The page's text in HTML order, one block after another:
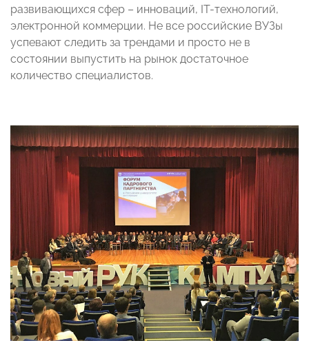
развивающихся сфер – инноваций, IT-технологий,
электронной коммерции. Не все российские ВУЗы
успевают следить за трендами и просто не в
состоянии выпустить на рынок достаточное
количество специалистов.